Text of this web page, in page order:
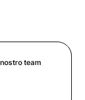
team